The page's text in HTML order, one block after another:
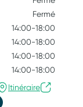
Fermé
14:00-18:00
14:00-18:00
14:00-18:00
14:00-18:00
Itinéraire